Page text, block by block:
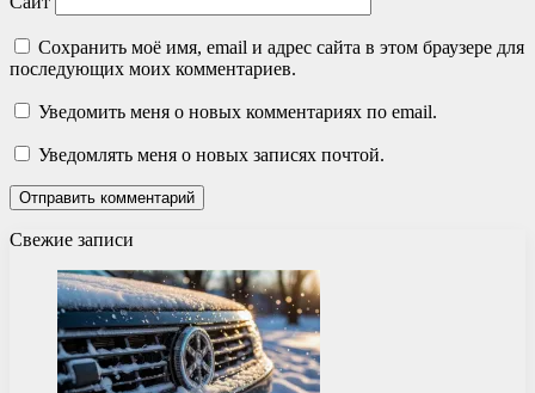
Сохранить моё имя, email и адрес сайта в этом браузере для
последующих моих комментариев.
Уведомить меня о новых комментариях по email.
Уведомлять меня о новых записях почтой.
Свежие записи